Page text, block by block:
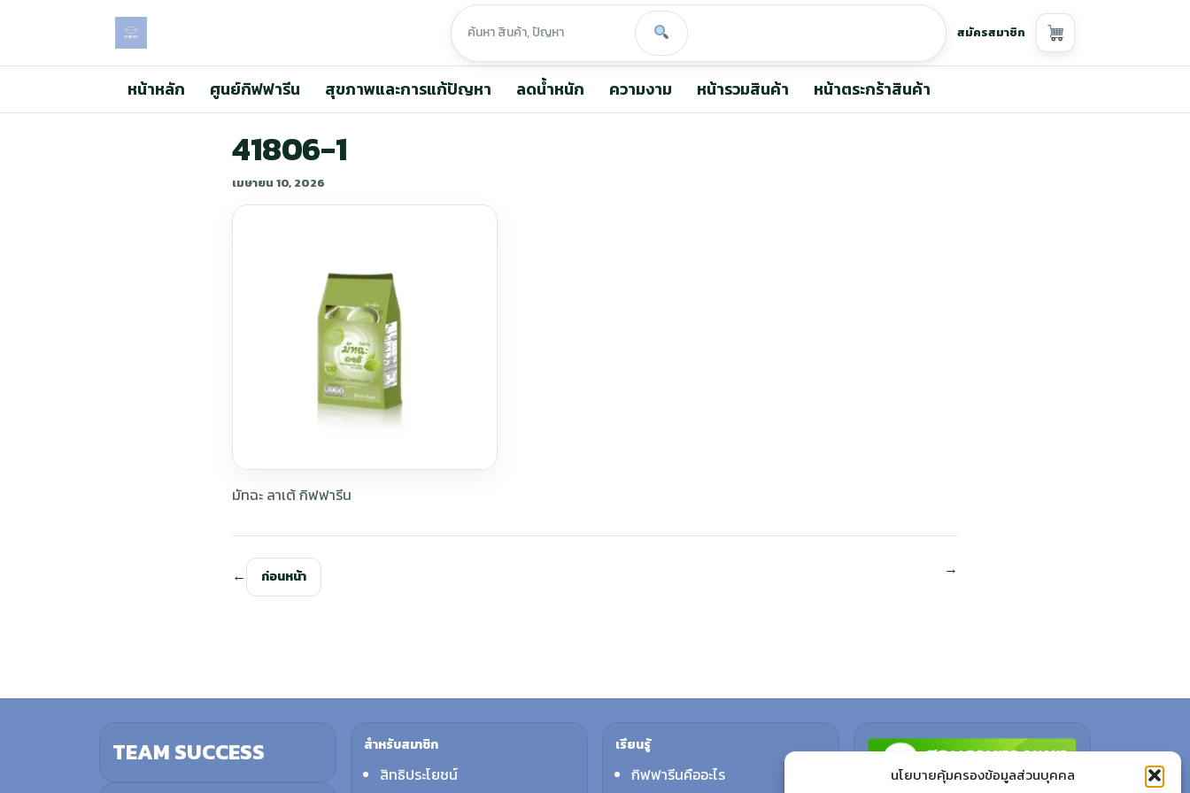
นโยบายคุ้มครองข้อมูลส่วนบุคคล
สมัครสมาชิก
หน้าหลัก ศูนย์กิฟฟารีน สุขภาพและการแก้ปัญหา ลดน้ำหนัก ความงาม หน้ารวมสินค้า หน้าตระกร้าสินค้า
41806-1
เมษายน 10, 2026
มัทฉะ ลาเต้ กิฟฟารีน
ก่อนหน้า
TEAM SUCCESS สำหรับสมาชิก
สิทธิประโยชน์
เรียนรู้
กิฟฟารีนคืออะไร